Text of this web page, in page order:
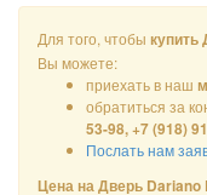
Для того, чтобы купить
Вы можете:
приехать в наш
обратиться за
53-98, +7 (918)
Послать нам
Цена на Дверь